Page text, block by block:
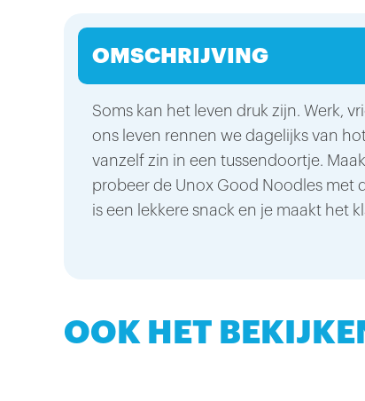
OMSCHRIJVING
Soms kan het leven druk zijn. Werk,
ons leven rennen we dagelijks van
vanzelf zin in een tussendoortje.
probeer de Unox Good Noodles met
is een lekkere snack en je maakt het
OOK HET